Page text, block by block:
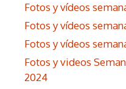
Fotos y vídeos
Fotos y vídeos
Fotos y vídeos
Fotos y videos
2024